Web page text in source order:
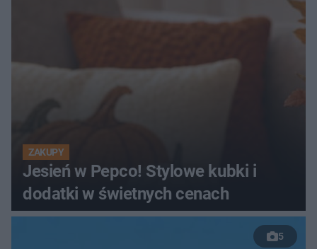
ZAKUPY
Jesień w Pepco! Stylowe kubki i
dodatki w świetnych cenach
5